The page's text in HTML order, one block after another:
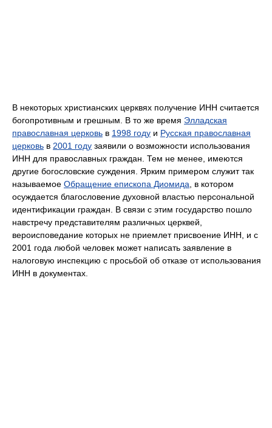
В некоторых христианских церквях получение ИНН считается
богопротивным и грешным. В то же время Элладская
православная церковь в 1998 году и Русская православная
церковь в 2001 году заявили о возможности использования
ИНН для православных граждан. Тем не менее, имеются
другие богословские суждения. Ярким примером служит так
называемое Обращение епископа Диомида , в котором
осуждается благословение духовной властью персональной
идентификации граждан. В связи с этим государство пошло
навстречу представителям различных церквей,
вероисповедание которых не приемлет присвоение ИНН, и с
2001 года любой человек может написать заявление в
налоговую инспекцию с просьбой об отказе от использования
ИНН в документах.